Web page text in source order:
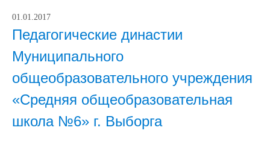
01.01.2017
Педагогические династии
Муниципального
общеобразовательного учреждения
«Средняя общеобразовательная
школа №6» г. Выборга